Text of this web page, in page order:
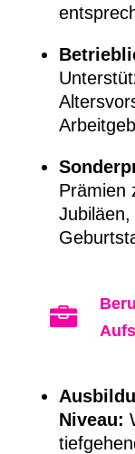
Prämien
Jubiläen,

Niveau: